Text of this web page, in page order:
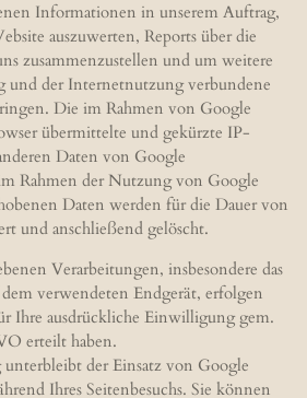
Informationen in unserem Auftrag,
auszuwerten, Reports über die
zusammenzustellen und um weitere
und der Internetnutzung verbundene
Die im Rahmen von Google
übermittelte und gekürzte IP-
Daten von Google
Rahmen der Nutzung von Google
Daten werden für die Dauer von
und anschließend gelöscht.
Verarbeitungen, insbesondere das
verwendeten Endgerät, erfolgen
Ihre ausdrückliche Einwilligung gem.
erteilt haben.
der Einsatz von Google
Ihres Seitenbesuchs. Sie können